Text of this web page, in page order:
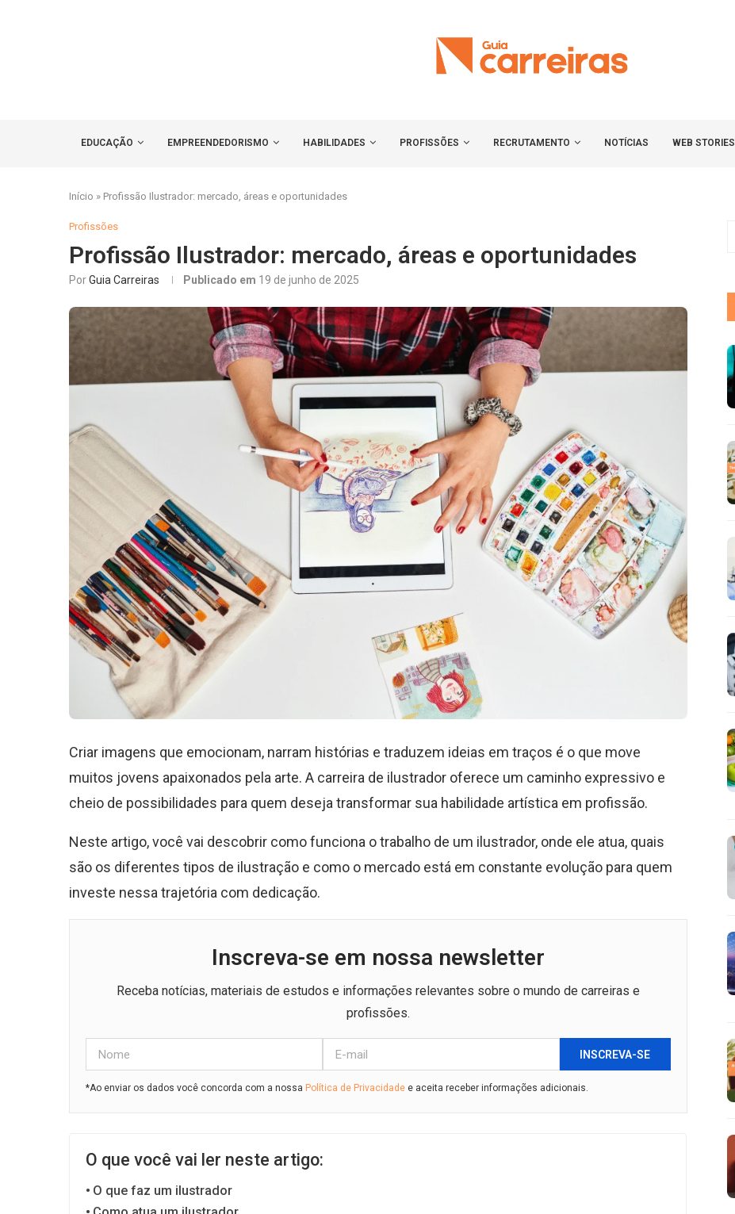
EDUCAÇÃO EMPREENDEDORISMO HABILIDADES PROFISSÕES RECRUTAMENTO NOTÍCIAS WEB STORIES
Início » Profissão Ilustrador: mercado, áreas e oportunidades
Profissões
Profissão Ilustrador: mercado, áreas e oportunidades
PorGuia Carreiras Publicado em 19 de junho de 2025
Criar imagens que emocionam, narram histórias e traduzem ideias em traços é o que move
muitos jovens apaixonados pela arte. A carreira de ilustrador oferece um caminho expressivo e
cheio de possibilidades para quem deseja transformar sua habilidade artística em profissão.
Neste artigo, você vai descobrir como funciona o trabalho de um ilustrador, onde ele atua, quais
são os diferentes tipos de ilustração e como o mercado está em constante evolução para quem
investe nessa trajetória com dedicação.
Inscreva-se em nossa newsletter
Receba notícias, materiais de estudos e informações relevantes sobre o mundo de carreiras e
profissões.
INSCREVA-SE
*Ao enviar os dados você concorda com a nossa Política de Privacidade e aceita receber informações adicionais.
O que você vai ler neste artigo:
O que faz um ilustrador